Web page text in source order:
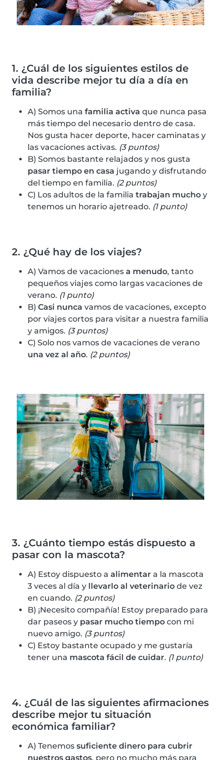
1. ¿Cuál de los siguientes estilos de
vida describe mejor tu día a día en
familia?
A) Somos una familia activa que nunca pasa
más tiempo del necesario dentro de casa.
Nos gusta hacer deporte, hacer caminatas y
las vacaciones activas. (3 puntos)
B) Somos bastante relajados y nos gusta
pasar tiempo en casa jugando y disfrutando
del tiempo en familia. (2 puntos)
C) Los adultos de la familia trabajan mucho y
tenemos un horario ajetreado. (1 punto)
2. ¿Qué hay de los viajes?
A) Vamos de vacaciones a menudo, tanto
pequeños viajes como largas vacaciones de
verano. (1 punto)
B) Casi nunca vamos de vacaciones, excepto
por viajes cortos para visitar a nuestra familia
y amigos. (3 puntos)
C) Solo nos vamos de vacaciones de verano
una vez al año. (2 puntos)
3. ¿Cuánto tiempo estás dispuesto a
pasar con la mascota?
A) Estoy dispuesto a alimentar a la mascota
3 veces al día y llevarlo al veterinario de vez
en cuando. (2 puntos)
B) ¡Necesito compañía! Estoy preparado para
dar paseos y pasar mucho tiempo con mi
nuevo amigo. (3 puntos)
C) Estoy bastante ocupado y me gustaría
tener una mascota fácil de cuidar. (1 punto)
4. ¿Cuál de las siguientes afirmaciones
describe mejor tu situación
económica familiar?
A) Tenemos suficiente dinero para cubrir
nuestros gastos, pero no mucho más para